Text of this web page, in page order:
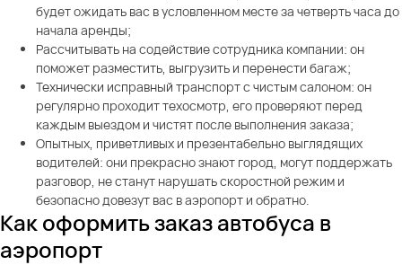
будет ожидать вас в условленном месте за четверть часа до
начала аренды;
Рассчитывать на содействие сотрудника компании: он
поможет разместить, выгрузить и перенести багаж;
Технически исправный транспорт с чистым салоном: он
регулярно проходит техосмотр, его проверяют перед
каждым выездом и чистят после выполнения заказа;
Опытных, приветливых и презентабельно выглядящих
водителей: они прекрасно знают город, могут поддержать
разговор, не станут нарушать скоростной режим и
безопасно довезут вас в аэропорт и обратно.
Как оформить заказ автобуса в
аэропорт